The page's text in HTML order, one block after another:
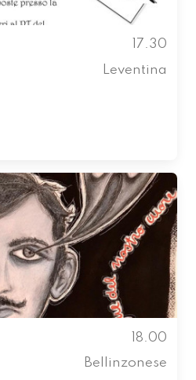
17.30
Leventina
18.00
Bellinzonese